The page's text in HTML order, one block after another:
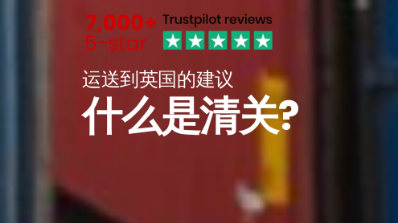
运送到英国的建议
什么是清关?